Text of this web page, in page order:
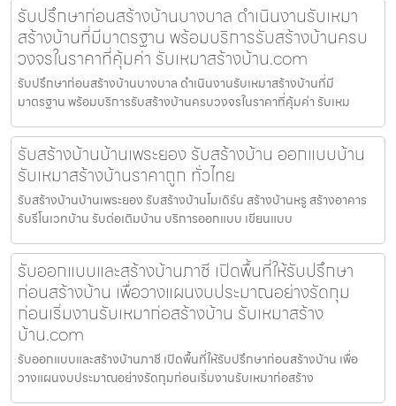
รับปรึกษาก่อนสร้างบ้านบางบาล ดำเนินงานรับเหมา
สร้างบ้านที่มีมาตรฐาน พร้อมบริการรับสร้างบ้านครบ
วงจรในราคาที่คุ้มค่า รับเหมาสร้างบ้าน.com
รับปรึกษาก่อนสร้างบ้านบางบาล ดำเนินงานรับเหมาสร้างบ้านที่มี
มาตรฐาน พร้อมบริการรับสร้างบ้านครบวงจรในราคาที่คุ้มค่า รับเหม
รับสร้างบ้านบ้านเพระยอง รับสร้างบ้าน ออกแบบบ้าน
รับเหมาสร้างบ้านราคาถูก ทั่วไทย
รับสร้างบ้านบ้านเพระยอง รับสร้างบ้านโมเดิร์น สร้างบ้านหรู สร้างอาคาร
รับรีโนเวทบ้าน รับต่อเติมบ้าน บริการออกแบบ เขียนแบบ
รับออกแบบและสร้างบ้านภาชี เปิดพื้นที่ให้รับปรึกษา
ก่อนสร้างบ้าน เพื่อวางแผนงบประมาณอย่างรัดกุม
ก่อนเริ่มงานรับเหมาก่อสร้างบ้าน รับเหมาสร้าง
บ้าน.com
รับออกแบบและสร้างบ้านภาชี เปิดพื้นที่ให้รับปรึกษาก่อนสร้างบ้าน เพื่อ
วางแผนงบประมาณอย่างรัดกุมก่อนเริ่มงานรับเหมาก่อสร้าง